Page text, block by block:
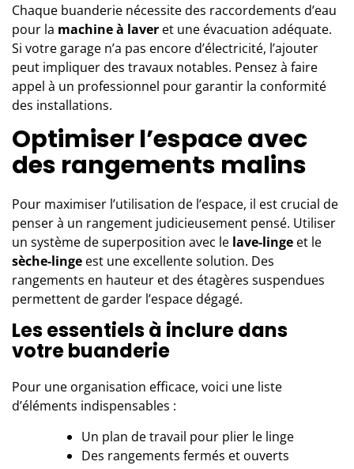
Chaque buanderie nécessite des raccordements d’eau
pour la machine à laver et une évacuation adéquate.
Si votre garage n’a pas encore d’électricité, l’ajouter
peut impliquer des travaux notables. Pensez à faire
appel à un professionnel pour garantir la conformité
des installations.
Optimiser l’espace avec
des rangements malins
Pour maximiser l’utilisation de l’espace, il est crucial de
penser à un rangement judicieusement pensé. Utiliser
un système de superposition avec le lave-linge et le
sèche-linge est une excellente solution. Des
rangements en hauteur et des étagères suspendues
permettent de garder l’espace dégagé.
Les essentiels à inclure dans
votre buanderie
Pour une organisation efficace, voici une liste
d’éléments indispensables :
Un plan de travail pour plier le linge
Des rangements fermés et ouverts